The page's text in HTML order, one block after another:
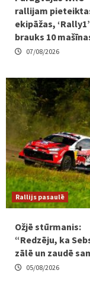
rallijam
ekipāžas,
brauks 10
07/08/2026
Rallijs pasaulē
Ožjē stūrmanis:
“Redzēju, ka
zālē un zaudē
05/08/2026